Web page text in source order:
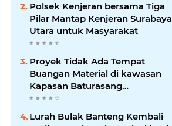
Polsek Kenjeran bersama Tiga
Pilar Mantap Kenjeran Surabaya
Utara untuk Masyarakat
Proyek Tidak Ada Tempat
Buangan Material di kawasan
Kapasan Baturasang
Dikeluhkan Warga, Material
Berserakan dan Dinilai
Membahayakan
Lurah Bulak Banteng Kembali